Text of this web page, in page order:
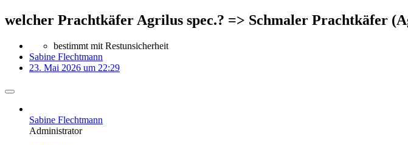
welcher Prachtkäfer Agrilus spec.? => Schmaler Prachtkäfer
bestimmt mit Restunsicherheit
Sabine Flechtmann
23. Mai 2026 um 22:29
Sabine Flechtmann
Administrator